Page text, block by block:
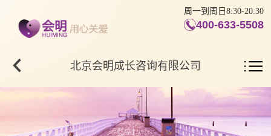
周一到周日8:30-20:30
400-633-5508
北京会明成长咨询有限公司